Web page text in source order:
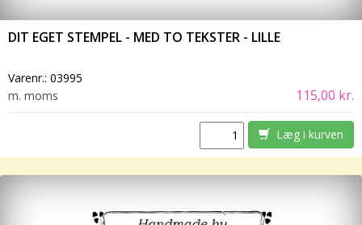
DIT EGET STEMPEL - MED TO TEKSTER - LILLE
Varenr.: 03995
m. moms
115,00 kr.
Læg i kurven